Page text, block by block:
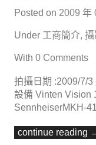
Posted on 2009 年
Under 工商簡介, 攝
With 0 Comments
拍攝日期 :2009/7/
設備 Vinten Vision
SennheiserMKH-
continue reading